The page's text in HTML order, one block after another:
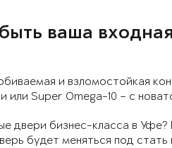
ваша
и взломостойкая
или Super Omega-10 – с
двери бизнес-класса в
будет меняться под